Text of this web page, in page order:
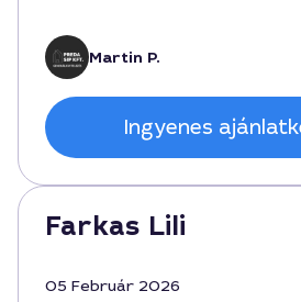
Martin P.
Ingyenes
Farkas Lili
05 Február 2026